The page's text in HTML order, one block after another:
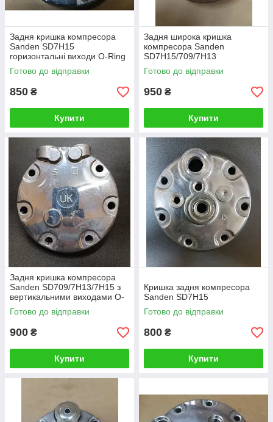
Задня кришка компресора
Sanden SD7H15
горизонтальні виходи O-Ring
Готово до відправки
850 ₴
Купити
Задня широка кришка
компресора Sanden
SD7H15/709/7H13
горизонтальні виходи
Rotalock
Готово до відправки
950 ₴
Купити
Задня кришка компресора
Sanden SD709/7H13/7H15 з
вертикальними виходами O-
Ring, фланець
Готово до відправки
900 ₴
Купити
Кришка задня компресора
Sanden SD7H15
Готово до відправки
800 ₴
Купити